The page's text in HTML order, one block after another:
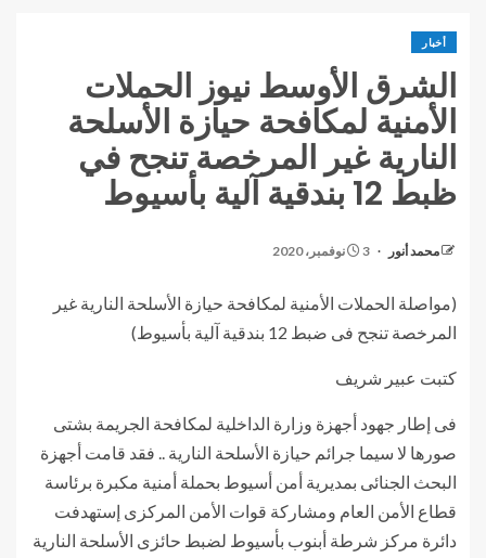
أخبار
الشرق الأوسط نيوز الحملات
الأمنية لمكافحة حيازة الأسلحة
النارية غير المرخصة تنجح في
ظبط 12 بندقية آلية بأسيوط
محمد أنور 3 نوفمبر، 2020
(مواصلة الحملات الأمنية لمكافحة حيازة الأسلحة النارية غير
المرخصة تنجح فى ضبط 12 بندقية آلية بأسيوط)
كتبت عبير شريف
فى إطار جهود أجهزة وزارة الداخلية لمكافحة الجريمة بشتى
صورها لا سيما جرائم حيازة الأسلحة النارية .. فقد قامت أجهزة
البحث الجنائى بمديرية أمن أسيوط بحملة أمنية مكبرة برئاسة
قطاع الأمن العام ومشاركة قوات الأمن المركزى إستهدفت
دائرة مركز شرطة أبنوب بأسيوط لضبط حائزى الأسلحة النارية